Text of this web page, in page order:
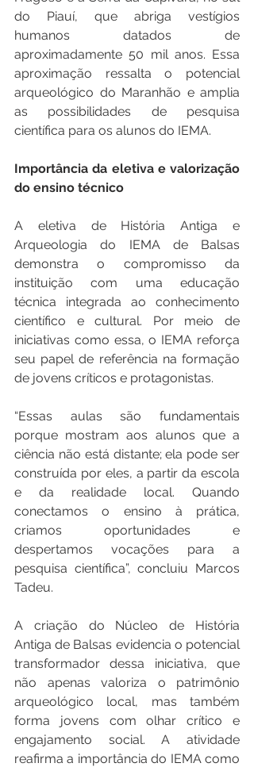
do Piauí, que abriga vestígios
humanos datados de
aproximadamente 50 mil anos. Essa
aproximação ressalta o potencial
arqueológico do Maranhão e amplia
as possibilidades de pesquisa
científica para os alunos do IEMA.
Importância da eletiva e valorização
do ensino técnico
A eletiva de História Antiga e
Arqueologia do IEMA de Balsas
demonstra o compromisso da
instituição com uma educação
técnica integrada ao conhecimento
científico e cultural. Por meio de
iniciativas como essa, o IEMA reforça
seu papel de referência na formação
de jovens críticos e protagonistas.
“Essas aulas são fundamentais
porque mostram aos alunos que a
ciência não está distante; ela pode ser
construída por eles, a partir da escola
e da realidade local. Quando
conectamos o ensino à prática,
criamos oportunidades e
despertamos vocações para a
pesquisa científica”, concluiu Marcos
Tadeu.
A criação do Núcleo de História
Antiga de Balsas evidencia o potencial
transformador dessa iniciativa, que
não apenas valoriza o patrimônio
arqueológico local, mas também
forma jovens com olhar crítico e
engajamento social. A atividade
reafirma a importância do IEMA como